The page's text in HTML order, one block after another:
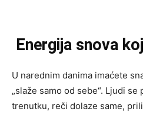
Energija snova
U narednim danima imaćete
„slaže samo od sebe“. Ljudi
trenutku, reči dolaze same,